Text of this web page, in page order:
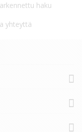
haku
yhteyttä